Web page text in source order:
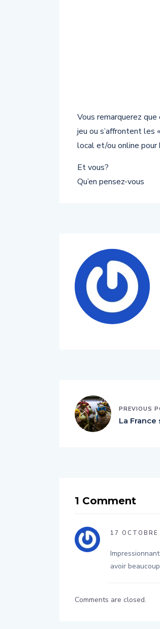
Vous remarquerez
jeu ou s’affrontent les
local et/ou online pour
Et vous?
Qu’en pensez-vous
PREVIOUS
La
1 Comment
17
avoir
Comments are closed.